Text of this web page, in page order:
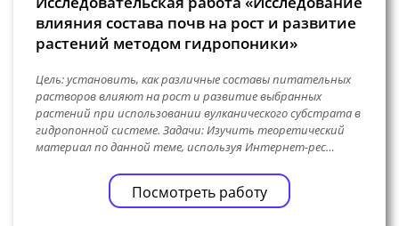
влияния состава почв на рост и развитие
растений методом гидропоники»
Цель: установить, как различные составы питательных
растворов влияют на рост и развитие выбранных
растений при использовании вулканического субстрата в
гидропонной системе. Задачи: Изучить теоретический
материал по данной теме, используя Интернет-рес…
Посмотреть работу